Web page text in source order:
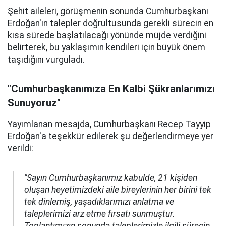
Şehit aileleri, görüşmenin sonunda Cumhurbaşkanı
Erdoğan'ın talepler doğrultusunda gerekli sürecin en
kısa sürede başlatılacağı yönünde müjde verdiğini
belirterek, bu yaklaşımın kendileri için büyük önem
taşıdığını vurguladı.
"Cumhurbaşkanımıza En Kalbi Şükranlarımızı
Sunuyoruz"
Yayımlanan mesajda, Cumhurbaşkanı Recep Tayyip
Erdoğan'a teşekkür edilerek şu değerlendirmeye yer
verildi:
"Sayın Cumhurbaşkanımız kabulde, 21 kişiden
oluşan heyetimizdeki aile bireylerinin her birini tek
tek dinlemiş, yaşadıklarımızı anlatma ve
taleplerimizi arz etme fırsatı sunmuştur.